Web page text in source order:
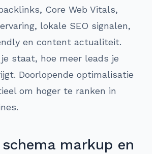
Core Web Vitals,
lokale SEO signalen,
en content actualiteit.
je staat, hoe meer leads je
Doorlopende optimalisatie
om hoger te ranken in
markup en